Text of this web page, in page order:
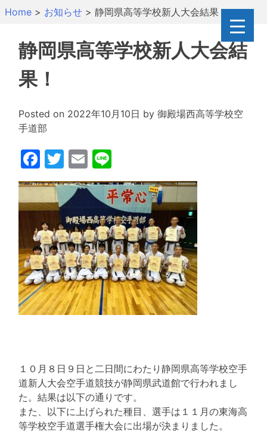
SkipHome > お知らせ > 静岡県高等学校新人大会結果！
静岡県高等学校新人大会結
果！
Posted on 2022年10月10日 by 御殿場西高等学校空
手道部
Facebook
Twitter
Email
１０月８日９日と二日間にわたり静岡県高等学校空手
道新人大会空手道競技が静岡県武道館で行われまし
た。結果は以下の通りです。
また、以下に上げられた種目、選手は１１月の東海高
等学校空手道選手権大会に出場が決まりました。